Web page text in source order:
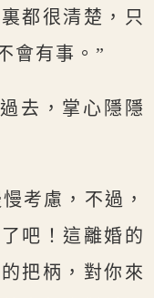
都很清楚，只
會有事。”
去，掌心隱隱
考慮，不過，
吧！這離婚的
把柄，對你來